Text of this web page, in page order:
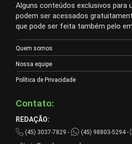
Alguns conteúdos exclusivos para
podem ser acessados
que pode ser feita também pelo
Quem somos
Nossa equipe
Política de Privacidade
Contato:
REDAÇÃO:
(45) 3037-7829 -
(45) 98803-5294 -